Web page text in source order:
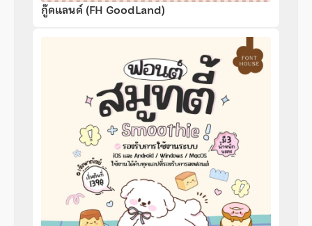
กู๊ดแลนด์ (FH GoodLand)